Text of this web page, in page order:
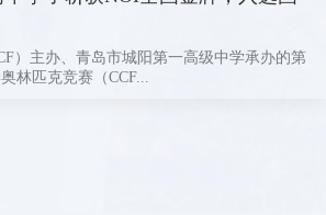
）主办、青岛市城阳第一高级中学承办的第
林匹克竞赛（CCF...